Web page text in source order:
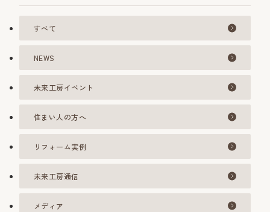
すべて
NEWS
未来工房イベント
住まい人の方へ
リフォーム実例
未来工房通信
メディア